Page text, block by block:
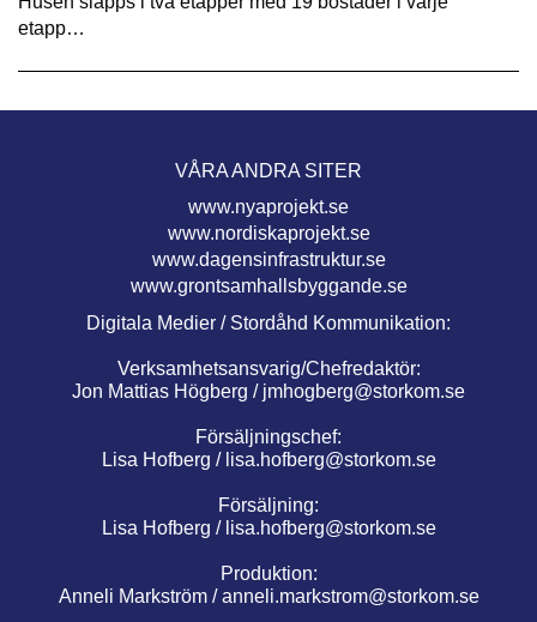
etapp…
VÅRA ANDRA SITER
www.nyaprojekt.se
www.nordiskaprojekt.se
www.dagensinfrastruktur.se
www.grontsamhallsbyggande.se
Digitala Medier / Stordåhd Kommunikation:
Verksamhetsansvarig/Chefredaktör:
Jon Mattias Högberg / jmhogberg@storkom.se
Försäljningschef:
Lisa Hofberg / lisa.hofberg@storkom.se
Försäljning:
Lisa Hofberg / lisa.hofberg@storkom.se
Produktion:
Anneli Markström /anneli.markstrom@storkom.se